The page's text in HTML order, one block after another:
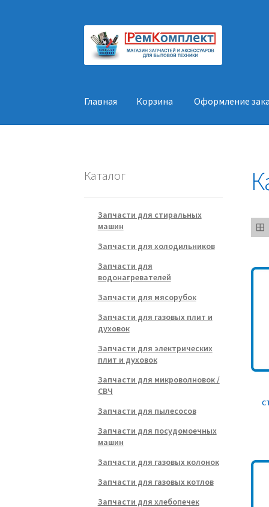
Перейти
навигации
Перейти
содержимому
Главная Корзина Оформление
Каталог
Запчасти для стиральных
машин
Запчасти для холодильников
Запчасти для
водонагревателей
Запчасти для мясорубок
Запчасти для газовых плит и
духовок
Запчасти для электрических
плит и духовок
Запчасти для микроволновок /
СВЧ
Запчасти для пылесосов
Запчасти для посудомоечных
машин
Запчасти для газовых колонок
Запчасти для газовых котлов
Запчасти для хлебопечек